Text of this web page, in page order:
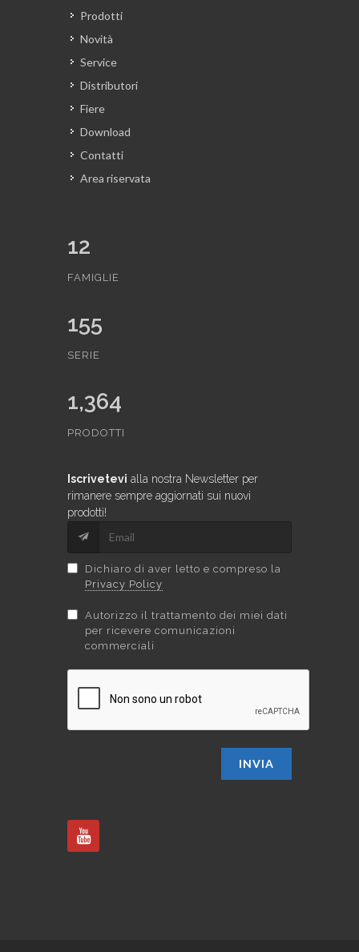
Prodotti
Novità
Service
Distributori
Fiere
Download
Contatti
Area riservata
12
FAMIGLIE
155
SERIE
1,364
PRODOTTI
Iscrivetevi alla nostra Newsletter per
rimanere sempre aggiornati sui nuovi
prodotti!
Dichiaro di aver letto e compreso la
Privacy Policy
Autorizzo il trattamento dei miei dati
per ricevere comunicazioni
commerciali
INVIA